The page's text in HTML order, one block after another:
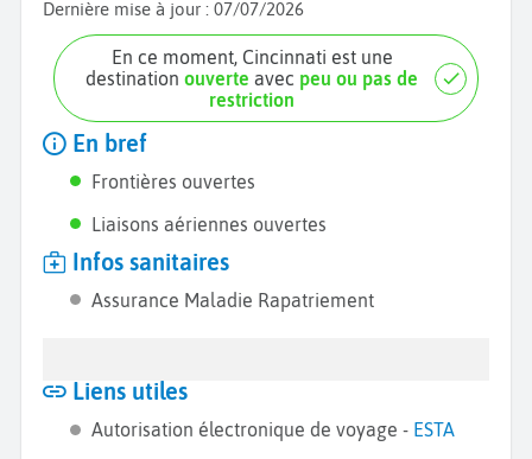
Dernière mise à jour : 07/07/2026
En ce moment, Cincinnati est une
destinationouverte avec peu ou pas de
restriction
En bref
Frontières ouvertes
Liaisons aériennes ouvertes
Infos sanitaires
Assurance Maladie Rapatriement
Liens utiles
Autorisation électronique de voyage - ESTA